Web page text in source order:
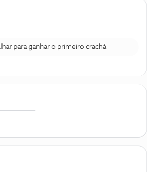
para ganhar o primeiro crachá